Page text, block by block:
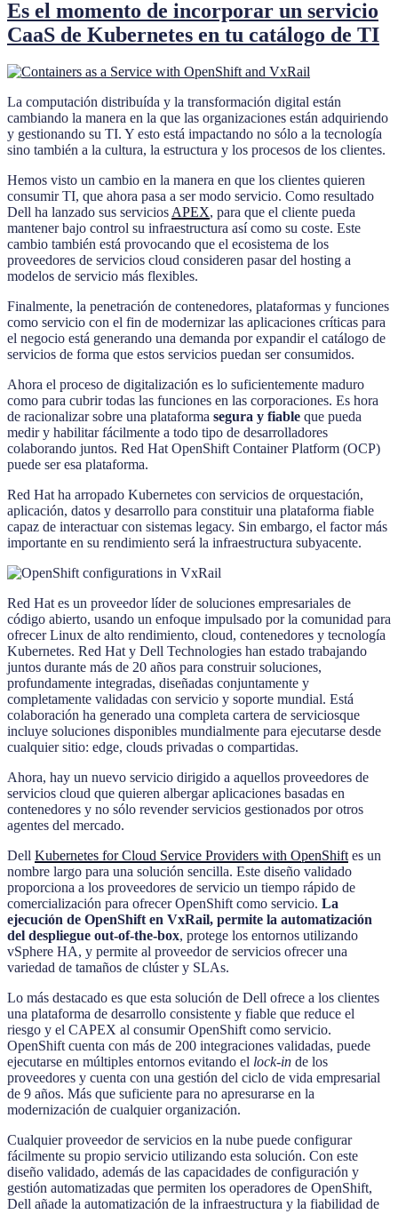
Es el momento de incorporar un servicio
CaaS de Kubernetes en tu catálogo de TI
La computación distribuída y la transformación digital están
cambiando la manera en la que las organizaciones están adquiriendo
y gestionando su TI. Y esto está impactando no sólo a la tecnología
sino también a la cultura, la estructura y los procesos de los clientes.
Hemos visto un cambio en la manera en que los clientes quieren
consumir TI, que ahora pasa a ser modo servicio. Como resultado
Dell ha lanzado sus serviciosAPEX, para que el cliente pueda
mantener bajo control su infraestructura así como su coste. Este
cambio también está provocando que el ecosistema de los
proveedores de servicios cloud consideren pasar del hosting a
modelos de servicio más flexibles.
Finalmente, la penetración de contenedores, plataformas y funciones
como servicio con el fin de modernizar las aplicaciones críticas para
el negocio está generando una demanda por expandir el catálogo de
servicios de forma que estos servicios puedan ser consumidos.
Ahora el proceso de digitalización es lo suficientemente maduro
como para cubrir todas las funciones en las corporaciones. Es hora
de racionalizar sobre una plataforma segura y fiable que pueda
medir y habilitar fácilmente a todo tipo de desarrolladores
colaborando juntos. Red Hat OpenShift Container Platform (OCP)
puede ser esa plataforma.
Red Hat ha arropado Kubernetes con servicios de orquestación,
aplicación, datos y desarrollo para constituir una plataforma fiable
capaz de interactuar con sistemas legacy. Sin embargo, el factor más
importante en su rendimiento será la infraestructura subyacente.
Red Hat es un proveedor líder de soluciones empresariales de
código abierto, usando un enfoque impulsado por la comunidad para
ofrecer Linux de alto rendimiento, cloud, contenedores y tecnología
Kubernetes. Red Hat y Dell Technologies han estado trabajando
juntos durante más de 20 años para construir soluciones,
profundamente integradas, diseñadas conjuntamente y
completamente validadas con servicio y soporte mundial. Está
colaboración ha generado una completa cartera de serviciosque
incluye soluciones disponibles mundialmente para ejecutarse desde
cualquier sitio: edge, clouds privadas o compartidas.
Ahora, hay un nuevo servicio dirigido a aquellos proveedores de
servicios cloud que quieren albergar aplicaciones basadas en
contenedores y no sólo revender servicios gestionados por otros
agentes del mercado.
Dell Kubernetes for Cloud Service Providers with OpenShiftes un
nombre largo para una solución sencilla. Este diseño validado
proporciona a los proveedores de servicio un tiempo rápido de
comercialización para ofrecer OpenShift como servicio. La
ejecución de OpenShift en VxRail, permite la automatización
del despliegue out-of-the-box, protege los entornos utilizando
vSphere HA, y permite al proveedor de servicios ofrecer una
variedad de tamaños de clúster y SLAs.
Lo más destacado es que esta solución de Dell ofrece a los clientes
una plataforma de desarrollo consistente y fiable que reduce el
riesgo y el CAPEX al consumir OpenShift como servicio.
OpenShift cuenta con más de 200 integraciones validadas, puede
ejecutarse en múltiples entornos evitando el lock-in de los
proveedores y cuenta con una gestión del ciclo de vida empresarial
de 9 años. Más que suficiente para no apresurarse en la
modernización de cualquier organización.
Cualquier proveedor de servicios en la nube puede configurar
fácilmente su propio servicio utilizando esta solución. Con este
diseño validado, además de las capacidades de configuración y
gestión automatizadas que permiten los operadores de OpenShift,
Dell añade la automatización de la infraestructura y la fiabilidad de